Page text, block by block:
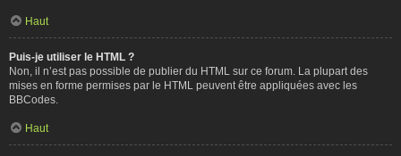
Haut
Puis-je utiliser le HTML ?
Non, il n’est pas possible de publier du HTML sur ce forum. La plupart des
mises en forme permises par le HTML peuvent être appliquées avec les
BBCodes.
Haut